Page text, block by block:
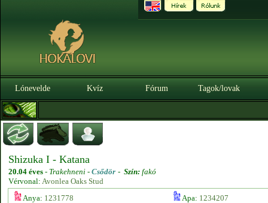
Lónevelde Kvíz Fórum Tagok/lovak
Shizuka I - Katana
20.04 éves - Trakehneni - Csődör - Szín: fakó
Vérvonal: Avonlea Oaks Stud
Anya: 1231778 Apa: 1234207